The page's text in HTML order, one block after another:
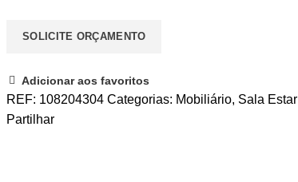
SOLICITE ORÇAMENTO
Adicionar aos favoritos
REF: 108204304 Categorias: Mobiliário, Sala Estar
Partilhar